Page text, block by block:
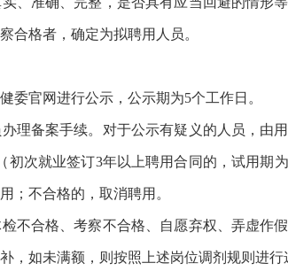
合格者，确定为拟聘用人员。
官网进行公示，公示期为5个工作日。
备案手续。对于公示有疑义的人员，由
初次就业签订3年以上聘用合同的，试用期
；不合格的，取消聘用。
合格、考察不合格、自愿弃权、弄虚作
，如未满额，则按照上述岗位调剂规则进